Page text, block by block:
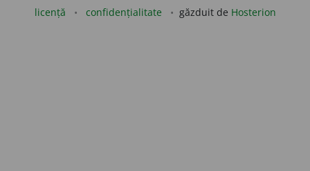
licență confidențialitate găzduit de Hosterion